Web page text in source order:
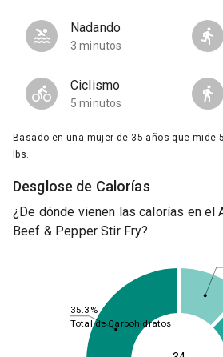
Nadando
3 minutos
Ciclismo
5 minutos
Basado en una mujer de 35 años que mide
lbs.
Desglose de Calorías
¿De dónde vienen las calorías en el
Beef & Pepper Stir Fry?
35.3%
Total de Carbohidratos